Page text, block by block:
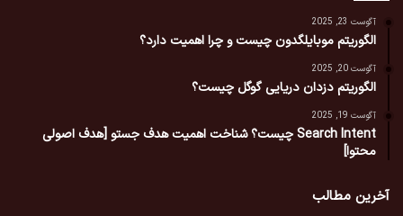
آگوست 23, 2025
الگوریتم موبایلگدون چیست و چرا اهمیت دارد؟
آگوست 20, 2025
الگوریتم دزدان دریایی گوگل چیست؟
آگوست 19, 2025
Search Intent چیست؟ شناخت اهمیت هدف جستو [هدف اصولی
محتوا]
آخرین مطالب